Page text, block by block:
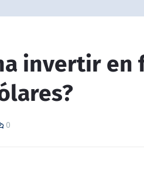
invertir en
0